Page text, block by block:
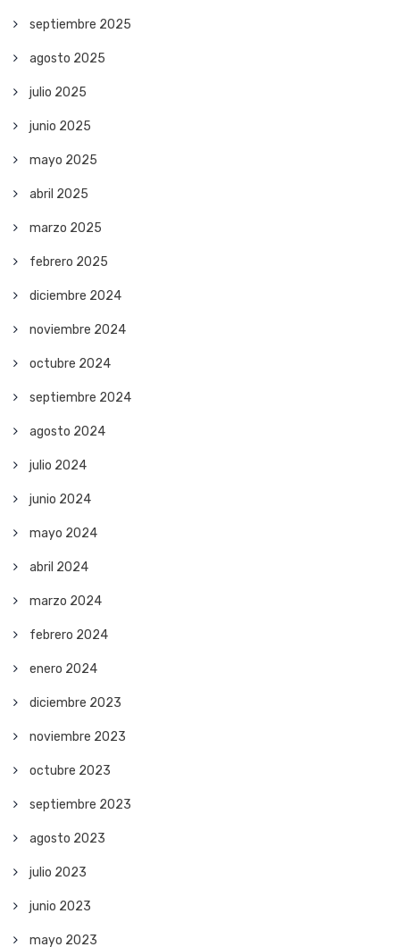
septiembre 2025
agosto 2025
julio 2025
junio 2025
mayo 2025
abril 2025
marzo 2025
febrero 2025
diciembre 2024
noviembre 2024
octubre 2024
septiembre 2024
agosto 2024
julio 2024
junio 2024
mayo 2024
abril 2024
marzo 2024
febrero 2024
enero 2024
diciembre 2023
noviembre 2023
octubre 2023
septiembre 2023
agosto 2023
julio 2023
junio 2023
mayo 2023